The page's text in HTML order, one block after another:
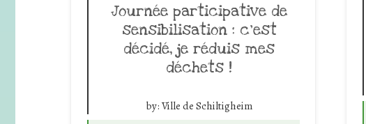
Journée participative de
sensibilisation : c’est
décidé, je réduis mes
déchets !
by: Ville de Schiltigheim